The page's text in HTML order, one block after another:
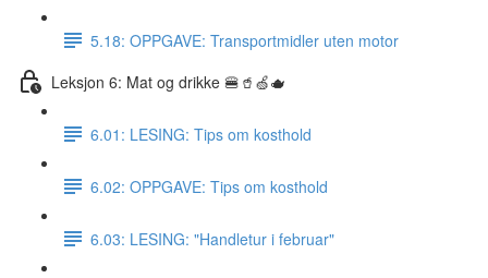
5.18: OPPGAVE: Transportmidler uten motor
Leksjon 6: Mat og drikke 🍔🥤🍏🫖
6.01: LESING: Tips om kosthold
6.02: OPPGAVE: Tips om kosthold
6.03: LESING: "Handletur i februar"